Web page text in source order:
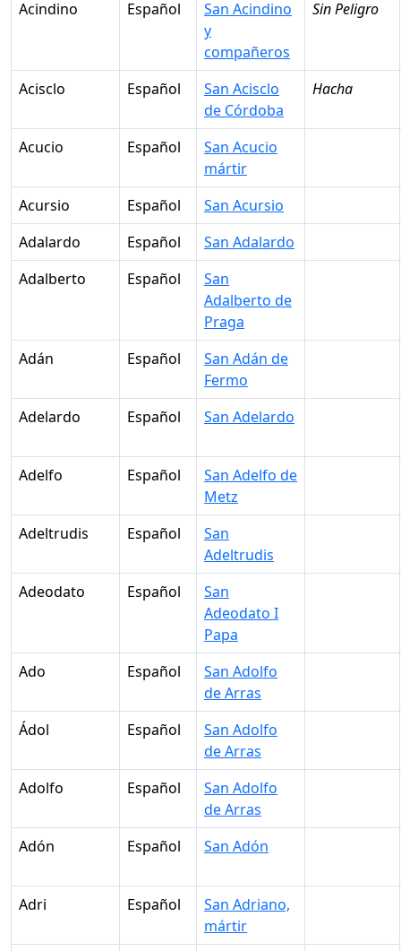
Acindino
Español
San Acindino
y
compañeros
Sin Peligro
Acisclo Español
San Acisclo
de Córdoba
Hacha
Acucio Español
San Acucio
mártir
Acursio
Español
San Acursio
Adalardo
Español
San Adalardo
Adalberto
Español
San
Adalberto de
Praga
Adán
Español
San Adán de
Fermo
Adelardo
Español San Adelardo
Adelfo Español
San Adelfo de
Metz
Adeltrudis
Español
San
Adeltrudis
Adeodato
Español
San
Adeodato I
Papa
Ado
Español
San Adolfo
de Arras
Ádol
Español
San Adolfo
de Arras
Adolfo
Español
San Adolfo
de Arras
Adón
Español San Adón
Adri Español
San Adriano,
mártir